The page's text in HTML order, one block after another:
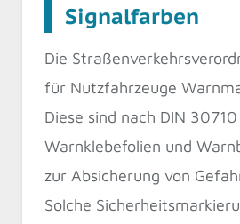
Signalfarben
Die
für Nutzfahrzeuge
Diese sind nach DIN
Warnklebefolien und
zur Absicherung von
Solche